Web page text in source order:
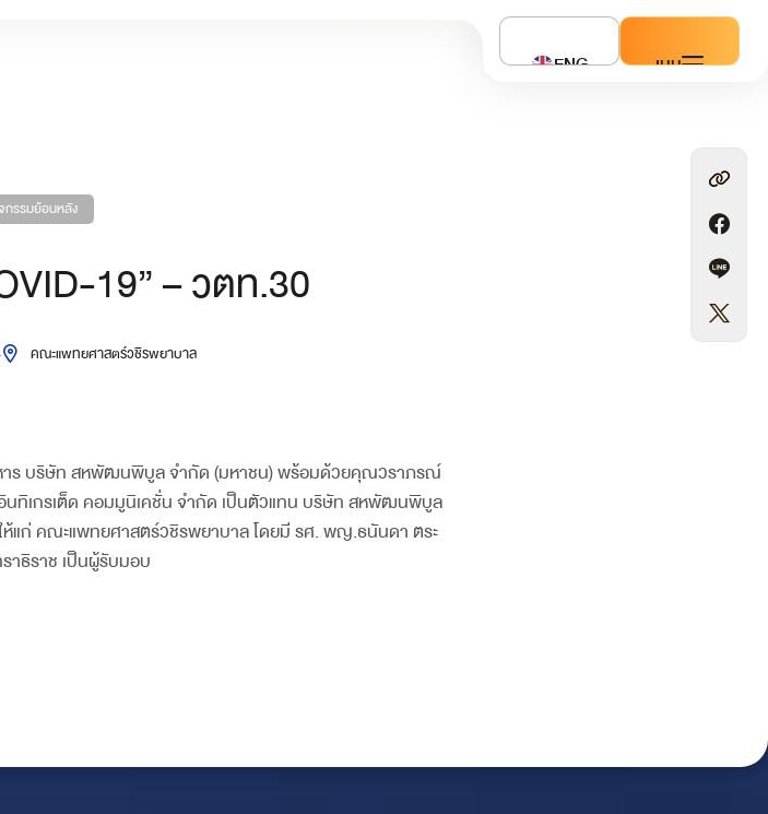
ENG เมนู
กรรมย้อนหลัง
19” – วตท.30
คณะแพทยศาสตร์วชิรพยาบาล
าร บริษัท สหพัฒนพิบูล จำกัด (มหาชน) พร้อมด้วยคุณวราภรณ์
ทิเกรเต็ด คอมมูนิเคชั่น จำกัด เป็นตัวแทน บริษัท สหพัฒนพิบูล
แก่ คณะแพทยศาสตร์วชิรพยาบาล โดยมี รศ. พญ.ธนันดา ตระ
ธิราช เป็นผู้รับมอบ